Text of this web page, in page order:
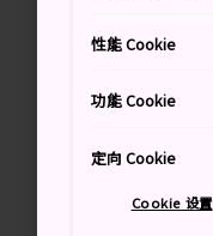
性能 Cookie
功能 Cookie
定向 Cookie
Cookie 设置